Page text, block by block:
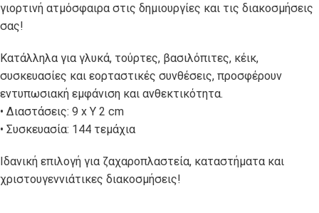
γιορτινή ατμόσφαιρα στις δημιουργίες και τις διακοσμήσεις
σας!
Κατάλληλα για γλυκά, τούρτες, βασιλόπιτες, κέικ,
συσκευασίες και εορταστικές συνθέσεις, προσφέρουν
εντυπωσιακή εμφάνιση και ανθεκτικότητα.
• Διαστάσεις: 9 x Y 2 cm
• Συσκευασία: 144 τεμάχια
Ιδανική επιλογή για ζαχαροπλαστεία, καταστήματα και
χριστουγεννιάτικες διακοσμήσεις!